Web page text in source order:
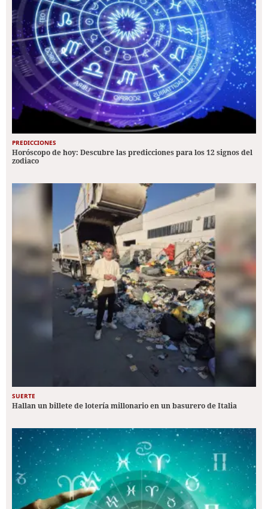
PREDICCIONES
Horóscopo de hoy: Descubre las predicciones para los 12 signos del
zodiaco
SUERTE
Hallan un billete de lotería millonario en un basurero de Italia